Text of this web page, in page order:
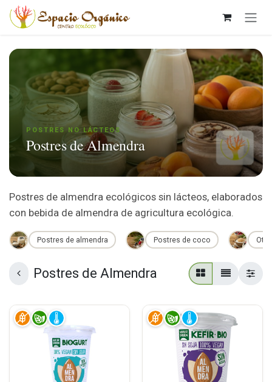
Ir al contenido
POSTRES NO LÁCTEOS
Postres de Almendra
Postres de almendra ecológicos sin lácteos, elaborados
con bebida de almendra de agricultura ecológica.
Postres de almendra Postres de coco
Postres de Almendra